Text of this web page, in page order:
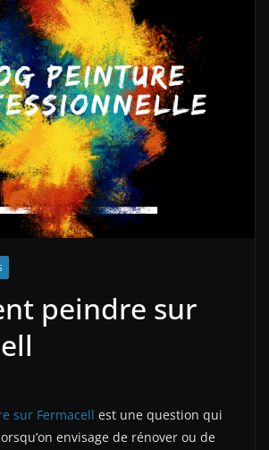
peindre sur
sur Fermacell est une question qui
envisage de rénover ou de